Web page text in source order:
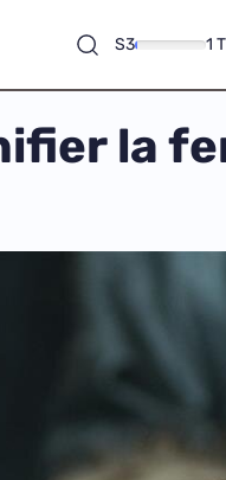
S3 1
la